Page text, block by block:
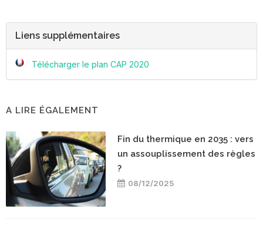
Liens supplémentaires
Télécharger le plan CAP 2020
A LIRE ÉGALEMENT
Fin du thermique en 2035 : vers
un assouplissement des règles
?
08/12/2025